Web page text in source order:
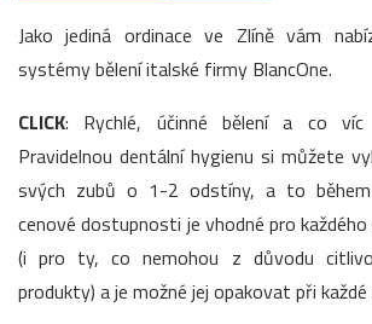
Jako jediná ordinace ve Zlíně vám
systémy bělení italské firmy BlancOne.
CLICK: Rychlé, účinné bělení a co
Pravidelnou dentální hygienu si můžete
svých zubů o 1-2 odstíny, a to
cenové dostupnosti je vhodné pro
(i pro ty, co nemohou z důvodu
produkty) a je možné jej opakovat při